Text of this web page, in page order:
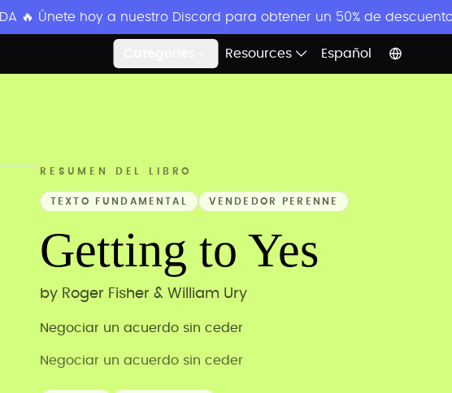
🔥 Únete hoy a nuestro Discord para obtener un 50% de
Resources Español
RESUMEN DEL LIBRO
TEXTO FUNDAMENTAL VENDEDOR PERENNE
Getting to Yes
by Roger Fisher & William Ury
Negociar un acuerdo sin ceder
Negociar un acuerdo sin ceder